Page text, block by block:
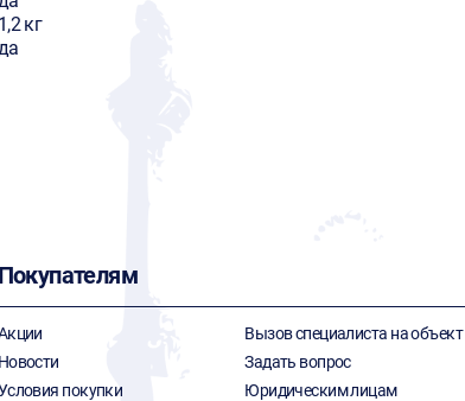
1,2 кг
Покупателям
Новости
покупки
Вызов специалиста на объект
Задать вопрос
Юридическим лицам